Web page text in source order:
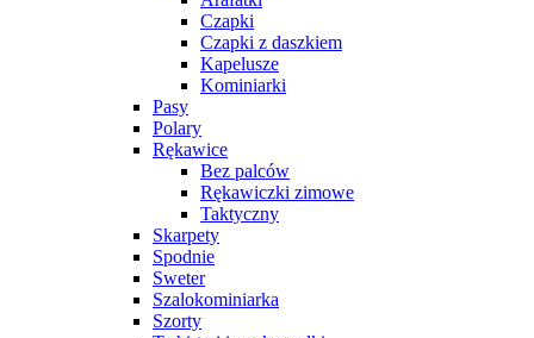
Czapki
Czapki z daszkiem
Kapelusze
Kominiarki
Pasy
Polary
Rękawice
Bez palców
Rękawiczki zimowe
Taktyczny
Skarpety
Spodnie
Sweter
Szalokominiarka
Szorty